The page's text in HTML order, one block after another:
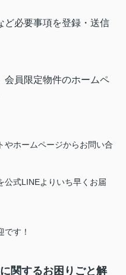
ど必要事項を登録・送信
会員限定物件のホームペ
やホームページからお問い合
公式LINEよりいち早くお届
です！
関するお困りごと解